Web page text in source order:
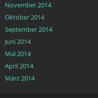
November 2014
Oktober 2014
September 2014
Juni 2014
Mai 2014
April 2014
März 2014